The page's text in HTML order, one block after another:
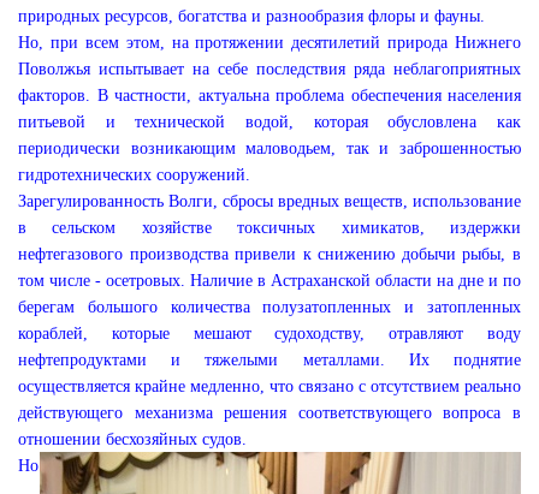
природных ресурсов, богатства и разнообразия флоры и фауны.
Но, при всем этом, на протяжении десятилетий природа Нижнего
Поволжья испытывает на себе последствия ряда неблагоприятных
факторов. В частности, актуальна проблема обеспечения населения
питьевой и технической водой, которая обусловлена как
периодически возникающим маловодьем, так и заброшенностью
гидротехнических сооружений.
Зарегулированность Волги, сбросы вредных веществ, использование
в сельском хозяйстве токсичных химикатов, издержки
нефтегазового производства привели к снижению добычи рыбы, в
том числе - осетровых. Наличие в Астраханской области на дне и по
берегам большого количества полузатопленных и затопленных
кораблей, которые мешают судоходству, отравляют воду
нефтепродуктами и тяжелыми металлами. Их поднятие
осуществляется крайне медленно, что связано с отсутствием реально
действующего механизма решения соответствующего вопроса в
отношении бесхозяйных судов.
Но